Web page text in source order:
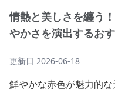
情熱と美しさを纏う
やかさを演出するお
更新日 2026-06-18
鮮やかな赤色が魅力的